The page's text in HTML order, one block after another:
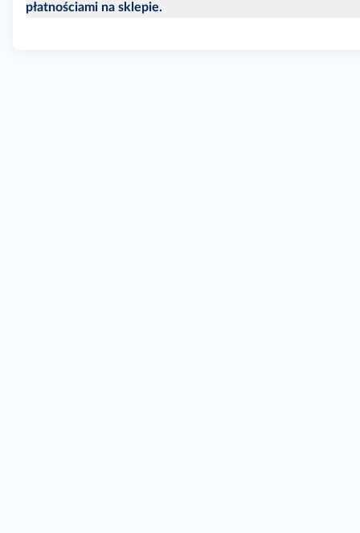
płatnościami na sklepie.